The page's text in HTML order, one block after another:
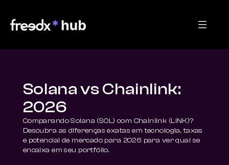
Solana vs Chainlink:
2026
Comparando Solana (SOL) com Chainlink (LINK)?
Descubra as diferenças exatas em tecnologia, taxas
e potencial de mercado para 2026 para ver qual se
encaixa em seu portfólio.